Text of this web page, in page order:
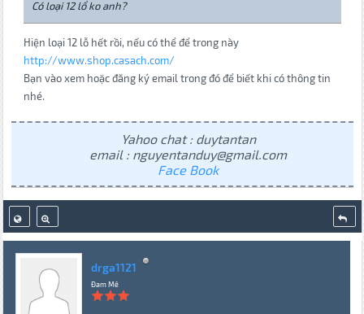
Có loại 12 lổ ko anh?
Hiện loại 12 lỗ hết rồi, nếu có thể để trong này
http://www.shop.casach.com/
Bạn vào xem hoặc đăng ký email trong đó để biết khi có thông tin
nhé.
Yahoo chat : duytantan
email : nguyentanduy@gmail.com
Face Book
drga1121
Đam Mê